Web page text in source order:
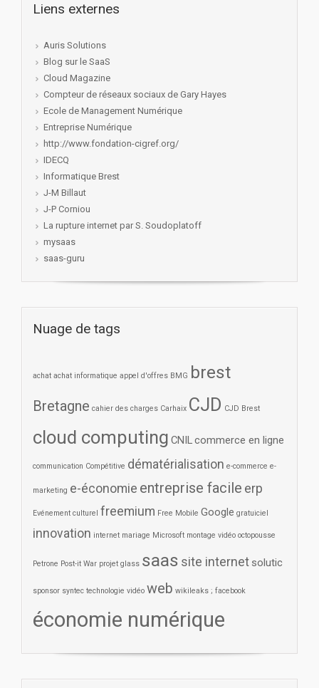
Liens externes
Auris Solutions
Blog sur le SaaS
Cloud Magazine
Compteur de réseaux sociaux de Gary Hayes
Ecole de Management Numérique
Entreprise Numérique
http://www.fondation-cigref.org/
IDECQ
Informatique Brest
J-M Billaut
J-P Corniou
La rupture internet par S. Soudoplatoff
mysaas
saas-guru
Nuage de tags
achat achat informatique appel d'offres BMG brest
Bretagne cahier des charges Carhaix CJD CJD Brest
cloud computing CNILcommerce en ligne
communication Compétitive dématérialisation e-commerce e-
marketing e-économie entreprise facile erp
Evénement culturel freemium Free Mobile Google gratuiciel
innovation internet mariage Microsoft montage vidéo octopousse
Petrone Post-it War projet glass saas site internet solutic
sponsor syntec technologie vidéo web wikileaks ; facebook
économie numérique